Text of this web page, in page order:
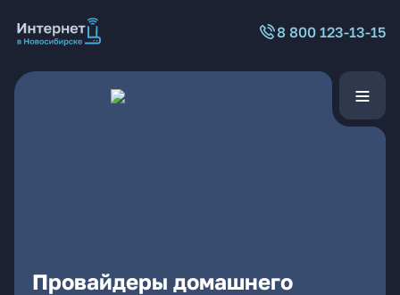
8 800 123-13-15
Провайдеры домашнего